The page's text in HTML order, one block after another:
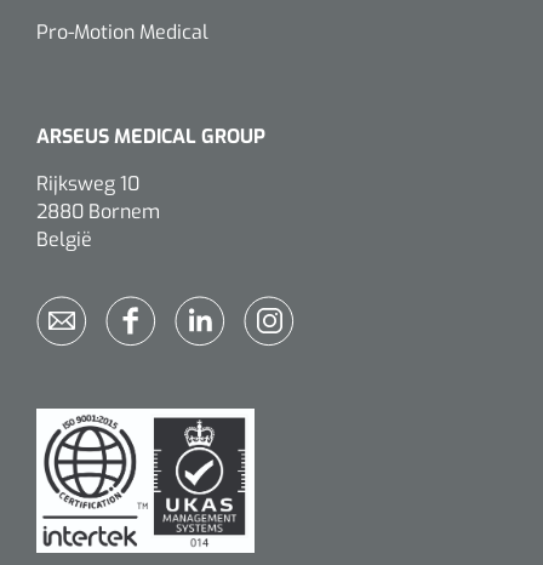
Pro-Motion Medical
ARSEUS MEDICAL GROUP
Rijksweg 10
2880 Bornem
België